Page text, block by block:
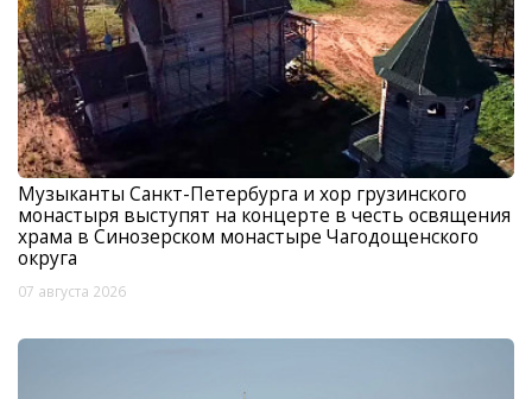
Музыканты Санкт-Петербурга и хор грузинского
монастыря выступят на концерте в честь освящения
храма в Синозерском монастыре Чагодощенского
округа
07 августа 2026